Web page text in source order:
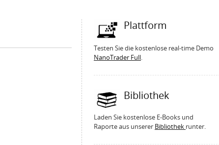
Plattform
Testen Sie die kostenlose real-time Demo
NanoTrader Full.
Bibliothek
Laden Sie kostenlose E-Books und
Raporte aus unserer Bibliothek runter.